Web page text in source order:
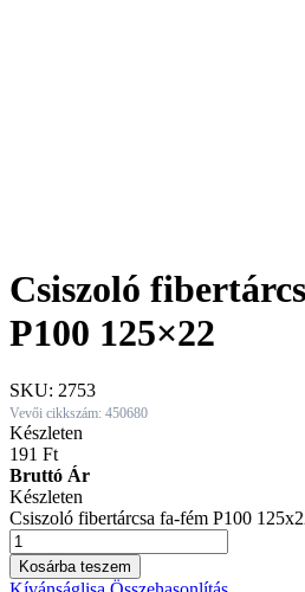
Csiszoló
P100 125×22
SKU: 2753
Vevői cikkszám: 450680
Készleten
191 Ft
Bruttó Ár
Készleten
Csiszoló fibertárcsa fa-fém P100
Kosárba teszem